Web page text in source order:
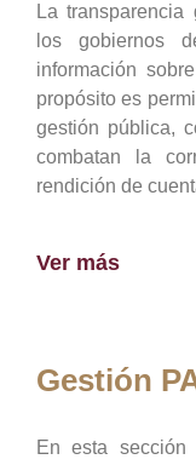
La
los gobiernos
información
propósito es
gestión pública,
combatan la
rendición de
Ver más
Gestión
En esta sección